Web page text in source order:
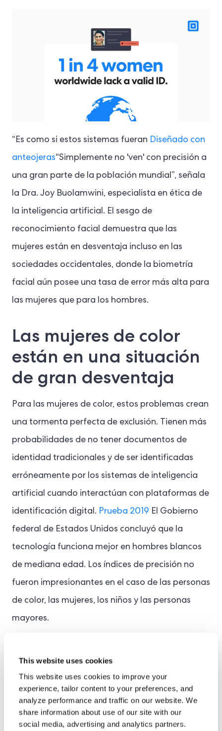
This website uses cookies
This website uses cookies to improve your
experience, tailor content to your preferences, and
analyze performance and traffic on our website. We
share information about use of our site with our
social media, advertising and analytics partners.
“Es como si estos sistemas fueran Diseñado con
anteojeras“Simplemente no 'ven' con precisión a
una gran parte de la población mundial”, señala
la Dra. Joy Buolamwini, especialista en ética de
la inteligencia artificial. El sesgo de
reconocimiento facial demuestra que las
mujeres están en desventaja incluso en las
sociedades occidentales, donde la biometría
facial aún posee una tasa de error más alta para
las mujeres que para los hombres.
Las mujeres de color
están en una situación
de gran desventaja
Para las mujeres de color, estos problemas crean
una tormenta perfecta de exclusión. Tienen más
probabilidades de no tener documentos de
identidad tradicionales y de ser identificadas
erróneamente por los sistemas de inteligencia
artificial cuando interactúan con plataformas de
identificación digital. Prueba 2019 El Gobierno
federal de Estados Unidos concluyó que la
tecnología funciona mejor en hombres blancos
de mediana edad. Los índices de precisión no
fueron impresionantes en el caso de las personas
de color, las mujeres, los niños y las personas
mayores.
amplificaSesgos del siglo
XX.